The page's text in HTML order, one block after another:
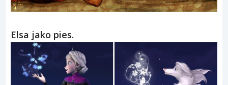
Elsa jako pies.